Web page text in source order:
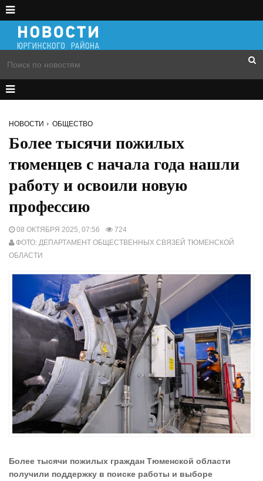
НОВОСТИ ОБЩЕСТВО
Более тысячи пожилых
тюменцев с начала года нашли
работу и освоили новую
профессию
08 ОКТЯБРЯ 2025, 07:56
724
ФОТО: ДЕПАРТАМЕНТ ОБЩЕСТВЕННЫХ СВЯЗЕЙ ТЮМЕНСКОЙ
ОБЛАСТИ
Более тысячи пожилых граждан Тюменской области
получили поддержку в поиске работы и выборе